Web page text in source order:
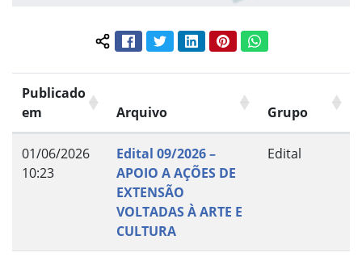
Compartilhar conteúdo:
FacebookTwitterLinkedInPinterestWhatsApp
Publicado
em
Arquivo Grupo
01/06/2026
10:23
Edital 09/2026 –
APOIO A AÇÕES DE
EXTENSÃO
VOLTADAS À ARTE E
CULTURA
Edital